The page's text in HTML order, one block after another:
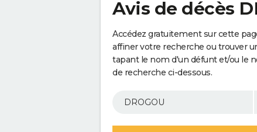
Avis de décès
Accédez gratuitement sur cette
affiner votre recherche ou trouver
tapant le nom d'un défunt et/ou le
de recherche ci-dessous.